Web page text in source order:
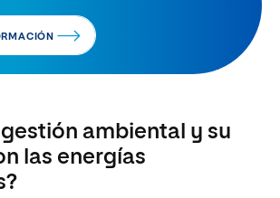
gestión ambiental y su
las energías